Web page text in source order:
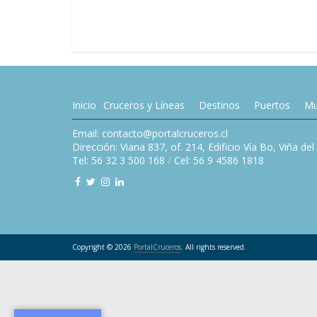
Inicio Cruceros y Líneas Destinos Puertos
Email: contacto@portalcruceros.cl
Dirección: Viana 837, of. 214, Edificio Vía Bo, Viña
Tel: 56 32 3 500 168 / Cel: 56 9 4586 1818
Copyright © 2026 PortalCruceros. All rights reserved.